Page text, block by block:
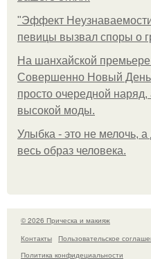
"Эффект
певицы вызвал споры о
На шанхайской
Совершенно Новый
просто очередной
высокой моды.
Улыбка - это не мелочь, а
весь образ человека.
© 2026 Прическа и макияж
Контакты
Пользовательское
Политика конфидециальности